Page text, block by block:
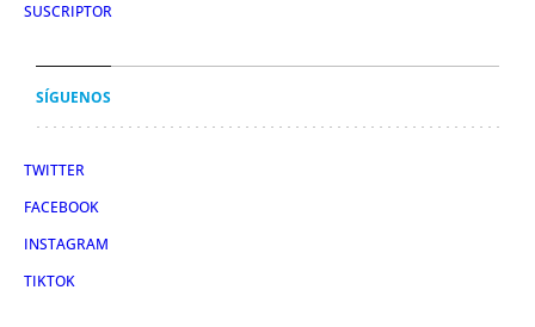
SUSCRIPTOR
SÍGUENOS
TWITTER
FACEBOOK
INSTAGRAM
TIKTOK